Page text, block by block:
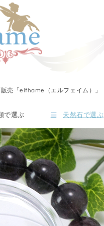
売「elfhame（エルフェイム）」
で選ぶ 天然石で選ぶ